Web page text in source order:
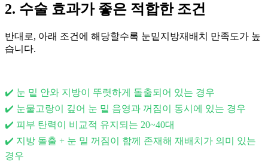
2. 수술 효과가 좋은 적합한 조건
반대로, 아래 조건에 해당할수록 눈밑지방재배치 만족도가 높
습니다.
✔️ 눈 밑 안와 지방이 뚜렷하게 돌출되어 있는 경우
✔️ 눈물고랑이 깊어 눈 밑 음영과 꺼짐이 동시에 있는 경우
✔️ 피부 탄력이 비교적 유지되는 20~40대
✔️ 지방 돌출 + 눈 밑 꺼짐이 함께 존재해 재배치가 의미 있는
경우